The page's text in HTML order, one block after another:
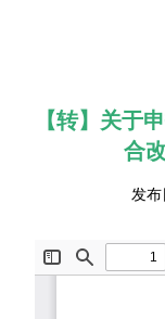
【转】关于
合
发布